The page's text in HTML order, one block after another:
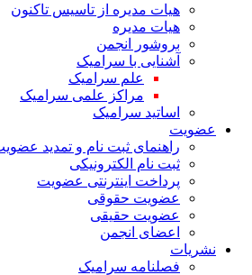
هیات مدیره از تاسیس تاکنون
هیات مدیره
بروشور انجمن
آشنایی با سرامیک
علم سرامیک
مراکز علمی سرامیک
اساتید سرامیک
عضویت
راهنمای ثبت نام و تمدید عضویت
ثبت نام الکترونیکی
پرداخت اینترنتی عضویت
عضویت حقوقی
عضویت حقیقی
اعضای انجمن
نشریات
فصلنامه سرامیک